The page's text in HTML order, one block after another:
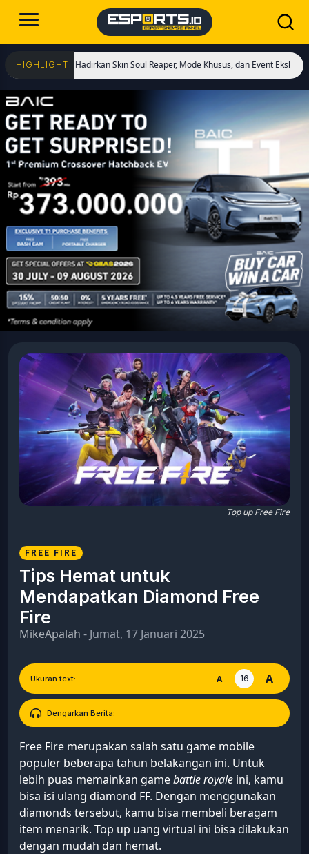
HIGHLIGHT
Hadirkan Skin Soul Reaper, Mode Khusus, dan Event Eksklusif!
Top up Free Fire
FREE FIRE
Tips Hemat untuk
Mendapatkan Diamond Free
Fire
MikeApalah - Jumat, 17 Januari 2025
Ukuran text: A 16 A
Dengarkan Berita:
Free Fire merupakan salah satu game mobile
populer beberapa tahun belakangan ini. Untuk
lebih puas memainkan gamebattle royale ini, kamu
bisa isi ulang diamond FF. Dengan menggunakan
diamonds tersebut, kamu bisa membeli beragam
item menarik. Top up uang virtual ini bisa dilakukan
dengan mudah dan hemat.